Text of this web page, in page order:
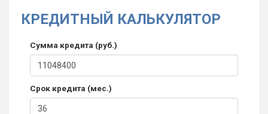
КРЕДИТНЫЙ КАЛЬКУЛЯТОР
Сумма кредита (руб.)
Срок кредита (мес.)